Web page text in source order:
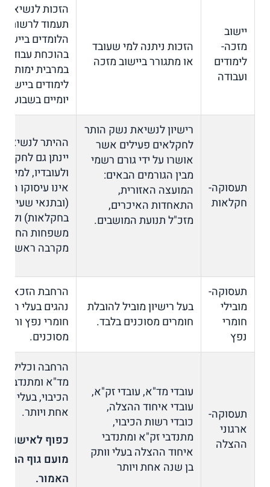
יישוב
מזכה-
לימודים
ועבודה
הזכות ניתנה למי שעובד
או מתגורר ביישוב מזכה
הזכות לנשיאת
תעמוד לרשות
הלומדים
בהוכחת עבודה
במרבית ימות
לימודים
יומיים בשבוע
תעסוקה-
חקלאות
רישיון לנשיאת נשק הותר
לחקלאים פעילים אשר
אושרו על ידי גורם רשמי
מבין הגורמים הבאים:
המועצה האזורית,
התאחדות האיכרים,
מזכ"ל תנועת המושבים.
ההיתר
יינתן גם
ולעובדיו, למי
אינו עיסוקו
(ובתנאי שעיקר
בחקלאות) ולבני
משפחות
מקרבה
תעסוקה-
מובילי
חומרי
נפץ
בעל רישיון מוביל להובלת
חומרים מסוכנים בלבד.
הרחבת הזכאות
נהגים בעלי
חומרי נפץ
מסוכנים.
תעסוקה-
ארגוני
ההצלה
עובדי מד"א, עובדי זק"א,
עובדי איחוד ההצלה,
כובדי רשות הכיבוי,
מתנדבי זק"א ומתנדבי
איחוד ההצלה בעלי וותק
בן שנה אחת ויותר
הרחבה וכלילת
מד"א ומתנדבי
הכיבוי, בעלי
אחת ויותר.
כפוף לאישור
מועם גוף
האמור.